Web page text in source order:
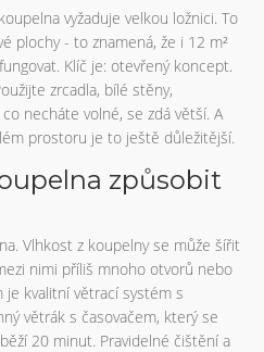
vyžaduje velkou ložnici. To
plochy - to znamená, že i 12 m²
Klíč je: otevřený koncept.
zrcadla, bílé stěny,
necháte volné, se zdá větší. A
prostoru je to ještě důležitější.
způsobit
Vlhkost z koupelny se může šířit
nimi příliš mnoho otvorů nebo
je kvalitní větrací systém s
větrák s časovačem, který se
20 minut. Pravidelné čištění a